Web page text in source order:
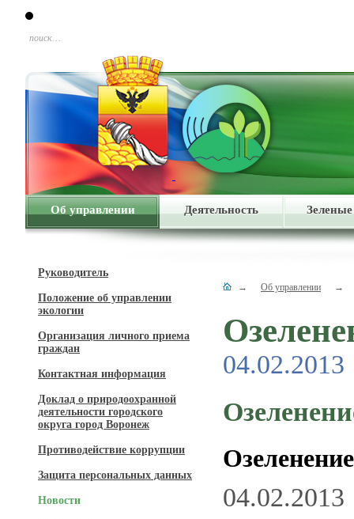
поиск…
Об управлении Деятельность
Руководитель
Положение об управлении
экологии
Организация личного приема
граждан
Контактная информация
Доклад о природоохранной
деятельности городского
округа город Воронеж
Противодействие коррупции
Защита персональных данных
Новости
→ Об управлении →
04.02.2013
04.02.2013